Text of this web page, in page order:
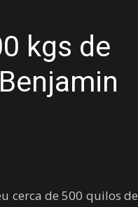
Notícia
kgs de
cerca de 500 quilos de